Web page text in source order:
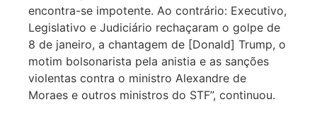
encontra-se impotente. Ao contrário: Executivo,
Legislativo e Judiciário rechaçaram o golpe de
8 de janeiro, a chantagem de [Donald] Trump, o
motim bolsonarista pela anistia e as sanções
violentas contra o ministro Alexandre de
Moraes e outros ministros do STF”, continuou.